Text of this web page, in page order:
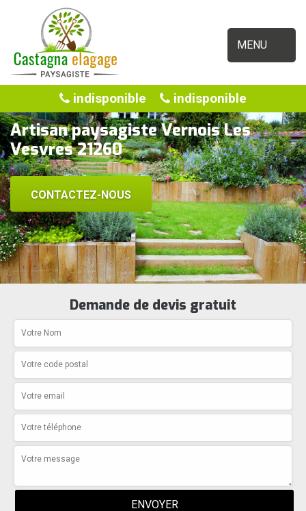
MENU
indisponible indisponible
Artisan paysagiste Vernois Les
Vesvres 21260
CONTACTEZ-NOUS
Demande de devis gratuit